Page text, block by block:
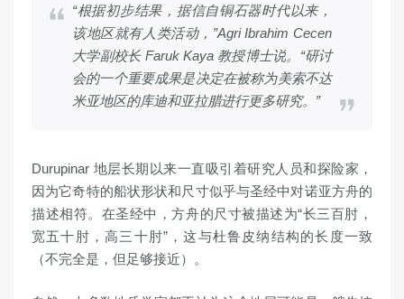
“根据初步结果，据信自铜石器时代以来，
该地区就有人类活动，”Agri Ibrahim Cecen
大学副校长 Faruk Kaya 教授博士说。“研讨
会的一个重要成果是决定在被称为美索不达
米亚地区的库迪和亚拉腊进行更多研究。”
Durupinar 地层长期以来一直吸引着研究人员和探险家，
因为它奇特的船状形状和尺寸似乎与圣经中对诺亚方舟的
描述相符。在圣经中，方舟的尺寸被描述为“长三百肘，
宽五十肘，高三十肘”，这与杜鲁皮纳结构的长度一致
（不完全是，但足够接近）。